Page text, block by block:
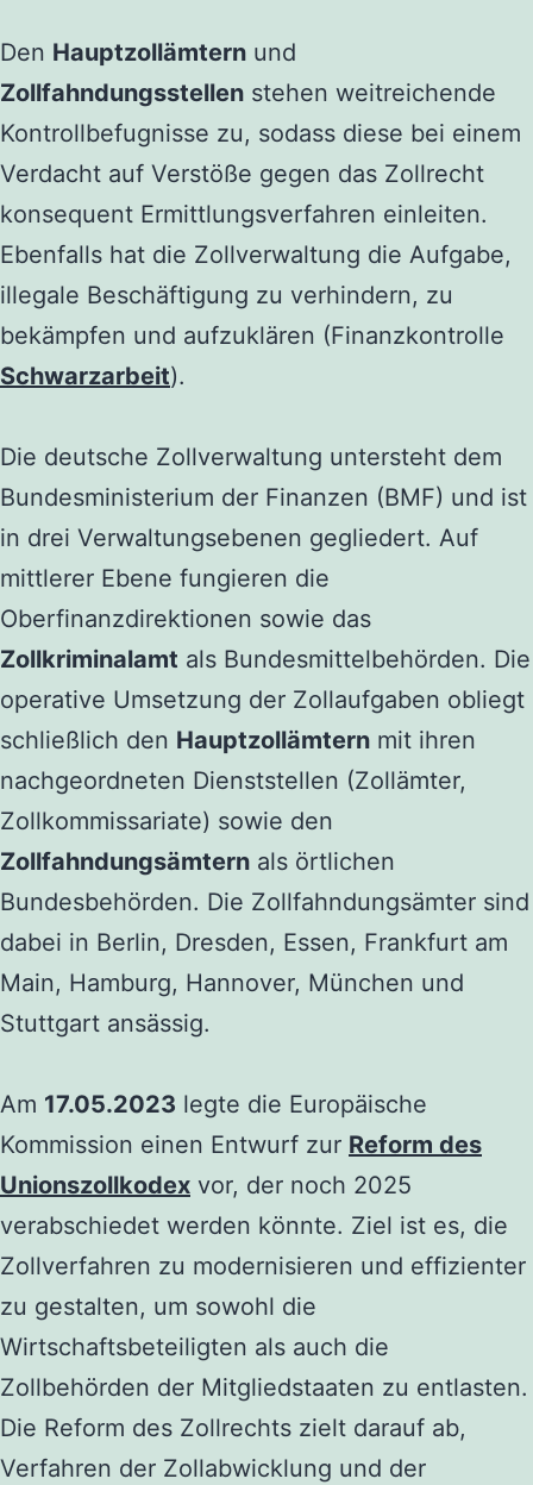
Den Hauptzollämtern und
Zollfahndungsstellen stehen weitreichende
Kontrollbefugnisse zu, sodass diese bei einem
Verdacht auf Verstöße gegen das Zollrecht
konsequent Ermittlungsverfahren einleiten.
Ebenfalls hat die Zollverwaltung die Aufgabe,
illegale Beschäftigung zu verhindern, zu
bekämpfen und aufzuklären (Finanzkontrolle
Schwarzarbeit).
Die deutsche Zollverwaltung untersteht dem
Bundesministerium der Finanzen (BMF) und ist
in drei Verwaltungsebenen gegliedert. Auf
mittlerer Ebene fungieren die
Oberfinanzdirektionen sowie das
Zollkriminalamt als Bundesmittelbehörden. Die
operative Umsetzung der Zollaufgaben obliegt
schließlich den Hauptzollämtern mit ihren
nachgeordneten Dienststellen (Zollämter,
Zollkommissariate) sowie den
Zollfahndungsämtern als örtlichen
Bundesbehörden. Die Zollfahndungsämter sind
dabei in Berlin, Dresden, Essen, Frankfurt am
Main, Hamburg, Hannover, München und
Stuttgart ansässig.
Am 17.05.2023 legte die Europäische
Kommission einen Entwurf zur Reform des
Unionszollkodex vor, der noch 2025
verabschiedet werden könnte. Ziel ist es, die
Zollverfahren zu modernisieren und effizienter
zu gestalten, um sowohl die
Wirtschaftsbeteiligten als auch die
Zollbehörden der Mitgliedstaaten zu entlasten.
Die Reform des Zollrechts zielt darauf ab,
Verfahren der Zollabwicklung und der